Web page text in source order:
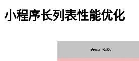
小程序长列表性能优化